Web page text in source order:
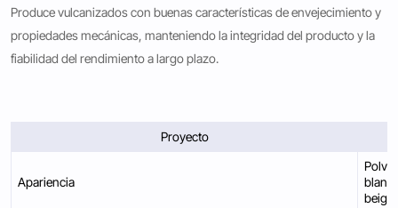
Produce vulcanizados con buenas características de envejecimiento y
propiedades mecánicas, manteniendo la integridad del producto y la
fiabilidad del rendimiento a largo plazo.
Proyecto
Apariencia
Polvo
beige